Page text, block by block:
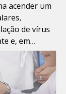
acender um
de vírus
e, em
se traduz em
Respiratória
Em 2026,